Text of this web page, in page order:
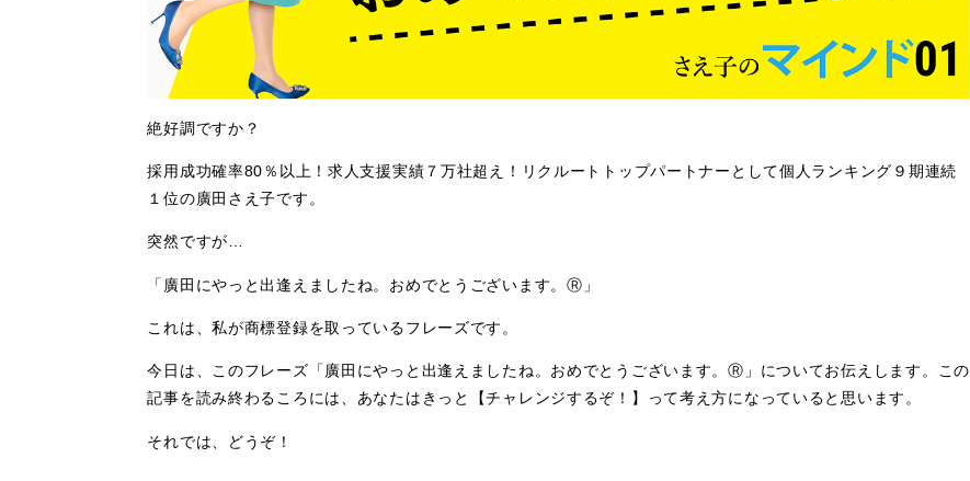
絶好調ですか？
採用成功確率80％以上！求人支援実績７万社超え！リクルートトップパートナーとして個人ランキング９期連続
１位の廣田さえ子です。
突然ですが…
「廣田にやっと出逢えましたね。おめでとうございます。Ⓡ」
これは、私が商標登録を取っているフレーズです。
今日は、このフレーズ「廣田にやっと出逢えましたね。おめでとうございます。Ⓡ」についてお伝えします。この
記事を読み終わるころには、あなたはきっと【チャレンジするぞ！】って考え方になっていると思います。
それでは、どうぞ！